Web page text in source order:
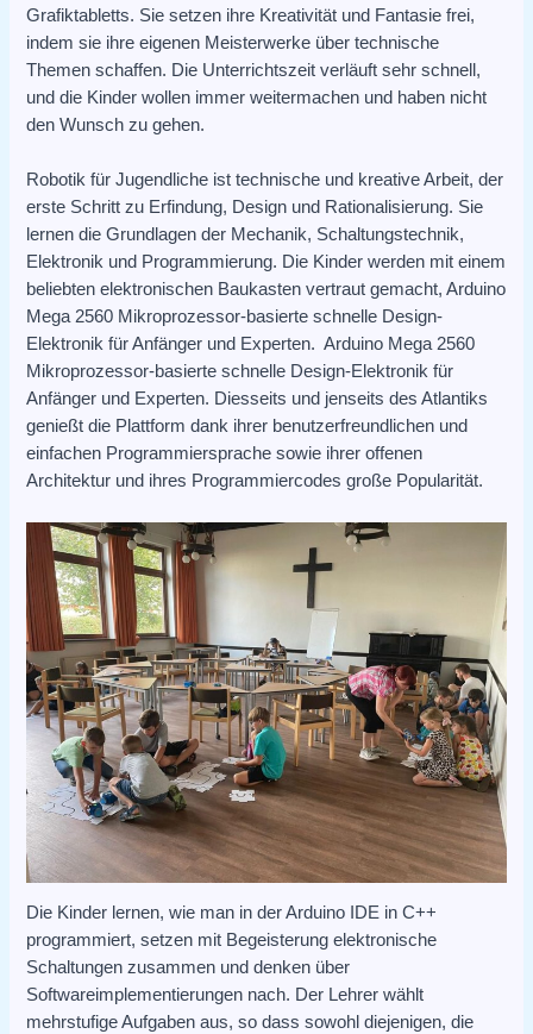
Grafiktabletts. Sie setzen ihre Kreativität und Fantasie frei,
indem sie ihre eigenen Meisterwerke über technische
Themen schaffen. Die Unterrichtszeit verläuft sehr schnell,
und die Kinder wollen immer weitermachen und haben nicht
den Wunsch zu gehen.
Robotik für Jugendliche ist technische und kreative Arbeit, der
erste Schritt zu Erfindung, Design und Rationalisierung. Sie
lernen die Grundlagen der Mechanik, Schaltungstechnik,
Elektronik und Programmierung. Die Kinder werden mit einem
beliebten elektronischen Baukasten vertraut gemacht, Arduino
Mega 2560 Mikroprozessor-basierte schnelle Design-
Elektronik für Anfänger und Experten. Arduino Mega 2560
Mikroprozessor-basierte schnelle Design-Elektronik für
Anfänger und Experten. Diesseits und jenseits des Atlantiks
genießt die Plattform dank ihrer benutzerfreundlichen und
einfachen Programmiersprache sowie ihrer offenen
Architektur und ihres Programmiercodes große Popularität.
Die Kinder lernen, wie man in der Arduino IDE in C++
programmiert, setzen mit Begeisterung elektronische
Schaltungen zusammen und denken über
Softwareimplementierungen nach. Der Lehrer wählt
mehrstufige Aufgaben aus, so dass sowohl diejenigen, die